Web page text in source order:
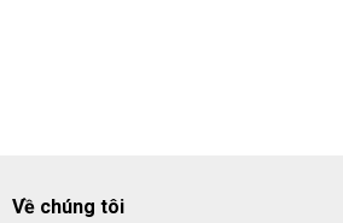
Về chúng tôi